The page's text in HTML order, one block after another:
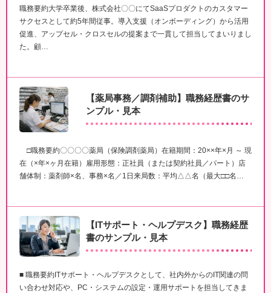
職務要約大学卒業後、株式会社〇〇にてSaaSプロダクトのカスタマー
サクセスとして約5年間従事。導入支援（オンボーディング）から活用
促進、アップセル・クロスセルの提案まで一貫して担当してまいりまし
た。顧…
【薬局事務／調剤補助】職務経歴書のサ
ンプル・見本
□職務要約〇〇〇〇薬局（保険調剤薬局）在籍期間：20××年×月 ～ 現
在（×年×ヶ月在籍）雇用形態：正社員（または契約社員／パート）店
舗体制：薬剤師×名、事務×名／1日来局数：平均△△名（最大□□名…
【ITサポート・ヘルプデスク】職務経歴
書のサンプル・見本
■ 職務要約ITサポート・ヘルプデスクとして、社内外からのIT関連の問
い合わせ対応や、PC・システムの設定・運用サポートを担当してきま